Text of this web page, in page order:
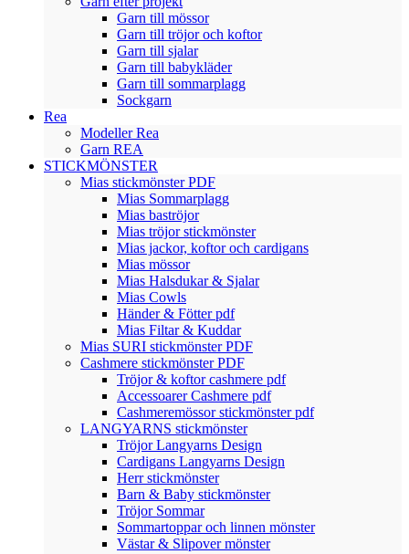
Garn till mössor
Garn till tröjor och koftor
Garn till sjalar
Garn till babykläder
Garn till sommarplagg
Sockgarn
Rea
Modeller Rea
Garn REA
STICKMÖNSTER
Mias stickmönster PDF
Mias Sommarplagg
Mias baströjor
Mias tröjor stickmönster
Mias jackor, koftor och cardigans
Mias mössor
Mias Halsdukar & Sjalar
Mias Cowls
Händer & Fötter pdf
Mias Filtar & Kuddar
Mias SURI stickmönster PDF
Cashmere stickmönster PDF
Tröjor & koftor cashmere pdf
Accessoarer Cashmere pdf
Cashmeremössor stickmönster pdf
LANGYARNS stickmönster
Tröjor Langyarns Design
Cardigans Langyarns Design
Herr stickmönster
Barn & Baby stickmönster
Tröjor Sommar
Sommartoppar och linnen mönster
Västar & Slipover mönster